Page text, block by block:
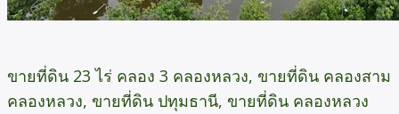
ขายที่ดิน 23 ไร่ คลอง 3 คลองหลวง, ขายที่ดิน คลองสาม
คลองหลวง, ขายที่ดิน ปทุมธานี, ขายที่ดิน คลองหลวง